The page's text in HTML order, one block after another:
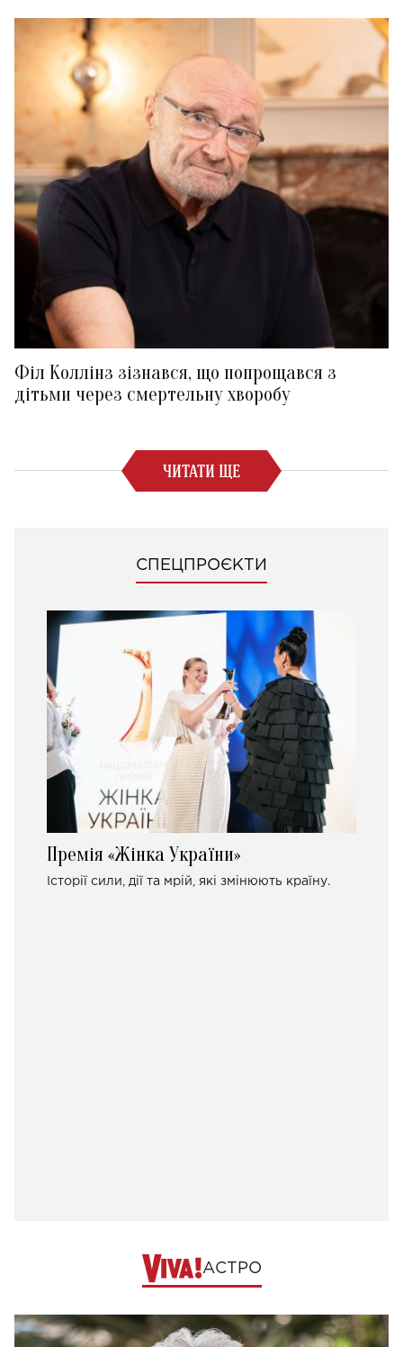
Філ Коллінз зізнався, що попрощався з
дітьми через смертельну хворобу
ЧИТАТИ ЩЕ
СПЕЦПРОЄКТИ
Премія «Жінка України»
Історії сили, дії та мрій, які змінюють країну.
АСТРО